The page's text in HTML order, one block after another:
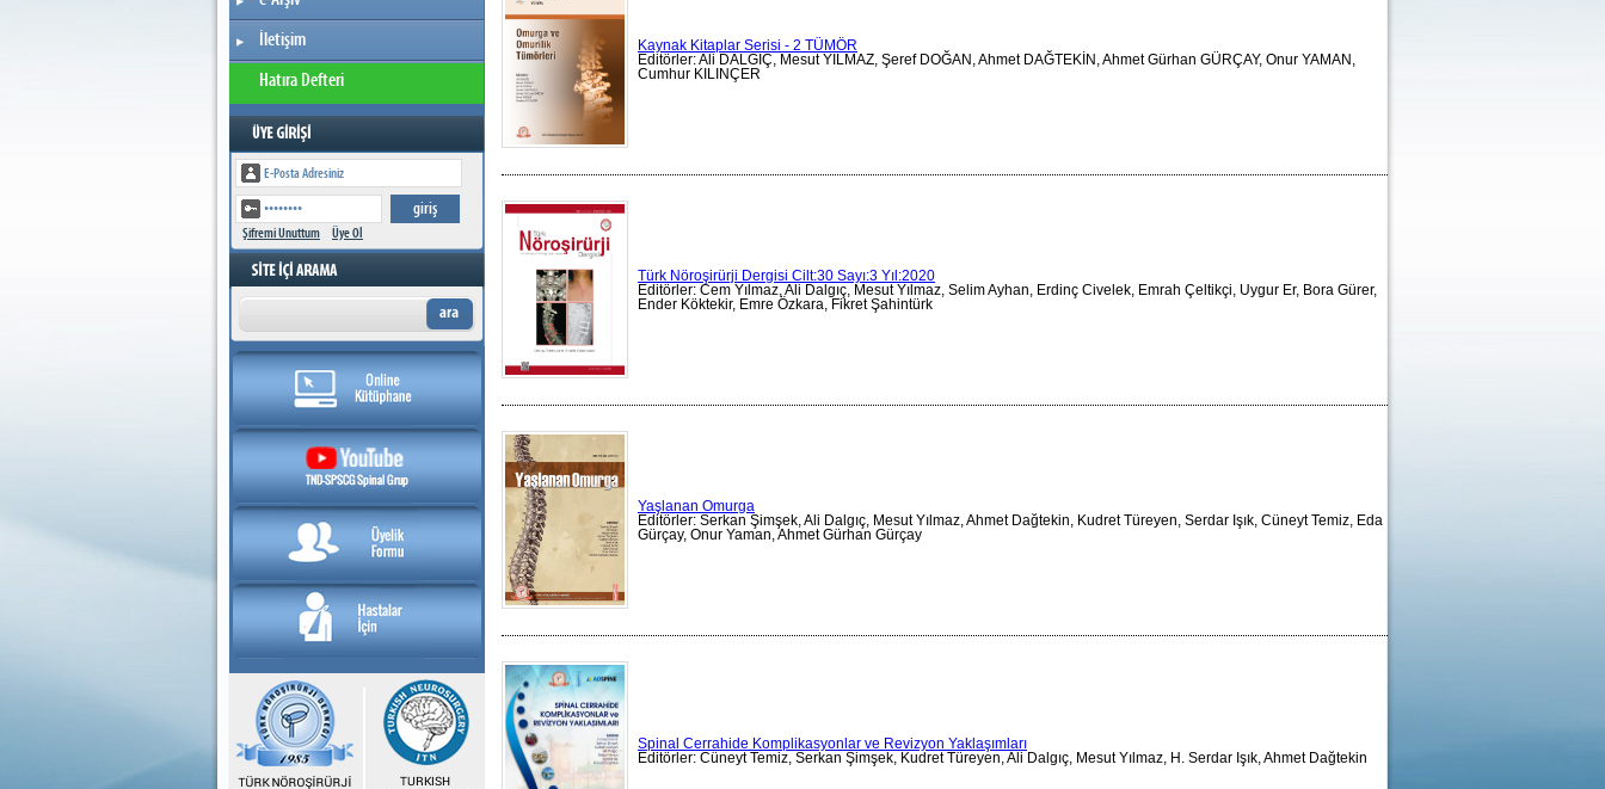
İletişim
Hatıra Defteri
Şifremi Unuttum Üye Ol
Kaynak Kitaplar Serisi - 2 TÜMÖR
Editörler: Ali DALGIÇ, Mesut YILMAZ, Şeref DOĞAN, Ahmet DAĞTEKİN, Ahmet Gürhan GÜRÇAY, Onur YAMAN,
Cumhur KILINÇER
Türk Nöroşirürji Dergisi Cilt:30 Sayı:3 Yıl:2020
Editörler: Cem Yılmaz, Ali Dalgıç, Mesut Yılmaz, Selim Ayhan, Erdinç Civelek, Emrah Çeltikçi, Uygur Er, Bora Gürer,
Ender Köktekir, Emre Özkara, Fikret Şahintürk
Yaşlanan Omurga
Editörler: Serkan Şimşek, Ali Dalgıç, Mesut Yılmaz, Ahmet Dağtekin, Kudret Türeyen, Serdar Işık, Cüneyt Temiz, Eda
Gürçay, Onur Yaman, Ahmet Gürhan Gürçay
Spinal Cerrahide Komplikasyonlar ve Revizyon Yaklaşımları
Editörler: Cüneyt Temiz, Serkan Şimşek, Kudret Türeyen, Ali Dalgıç, Mesut Yılmaz, H. Serdar Işık, Ahmet Dağtekin